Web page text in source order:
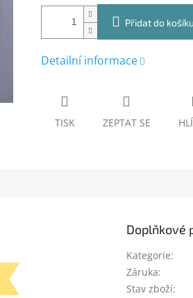
Přidat do košíku
Detailní informace
TISK ZEPTAT SE
Doplňkové
Kategorie:
Záruka:
Stav zboží: